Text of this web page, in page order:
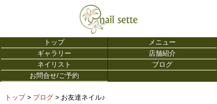
トップ
メニュー
ギャラリー
店舗紹介
ネイリスト
ブログ
お問合せ/ご予約
トップ> ブログ > お友達ネイル♪